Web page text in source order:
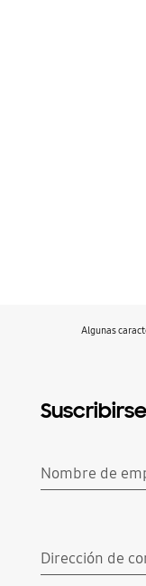
Algunas
Suscribirse
Nombre de
Dirección de